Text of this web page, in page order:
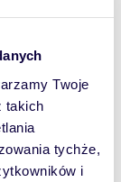
Twoje
takich
tychże,
i
424 zł